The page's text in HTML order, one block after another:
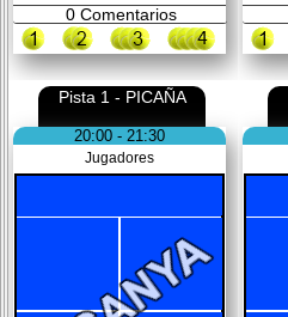
0Comentarios
Pista 1 - PICAÑA
20:00 - 21:30
Jugadores